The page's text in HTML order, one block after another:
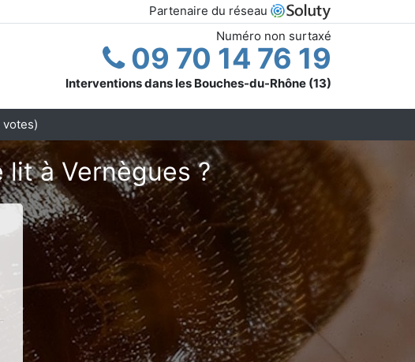
Partenaire du réseau
Numéro non surtaxé
09 70 14 76 19
Interventions dans les Bouches-du-Rhône (13)
votes)
à Vernègues ?